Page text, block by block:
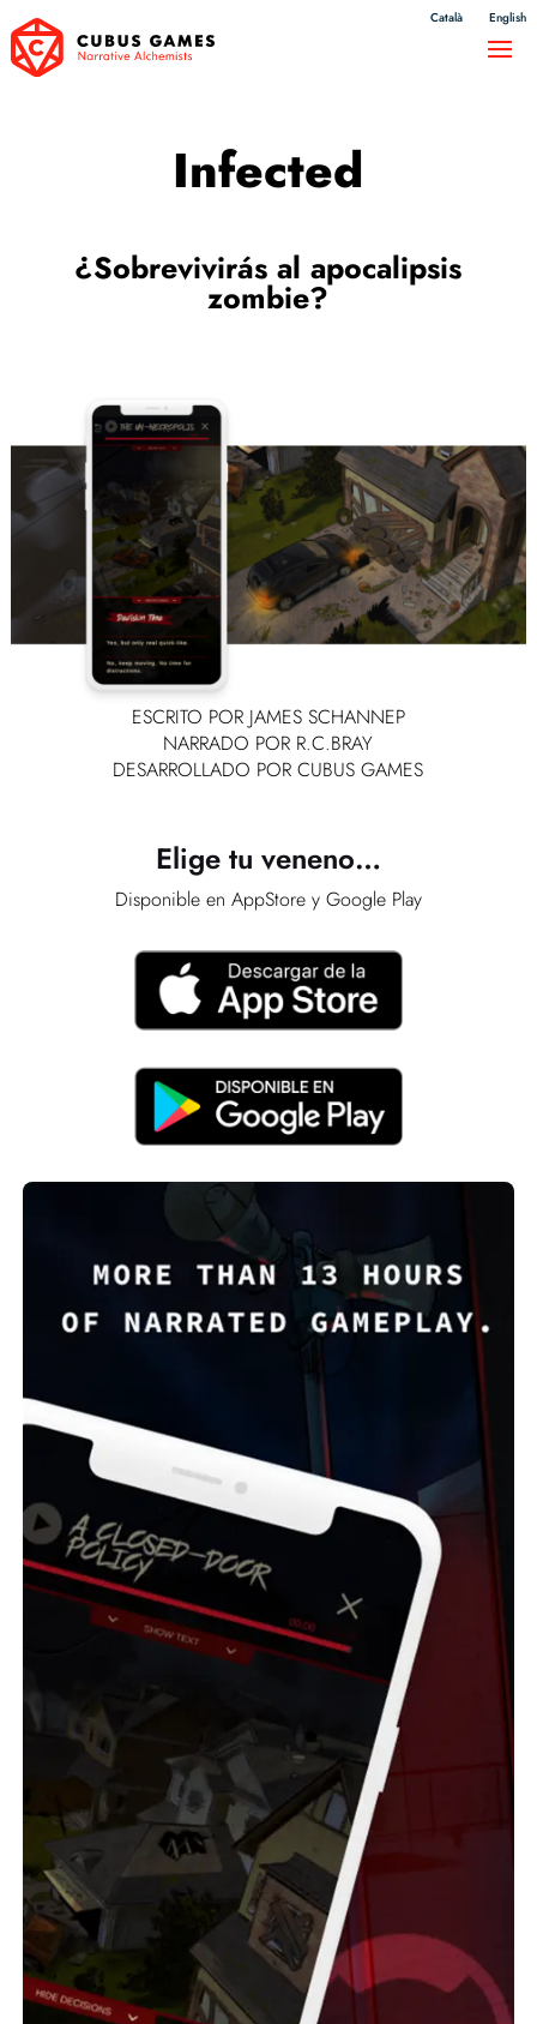
Català English
Infected
¿Sobrevivirás al apocalipsis
zombie?
ESCRITO POR JAMES SCHANNEP
NARRADO POR R.C.BRAY
DESARROLLADO POR CUBUS GAMES
Elige tu veneno…
Disponible en AppStore y Google Play